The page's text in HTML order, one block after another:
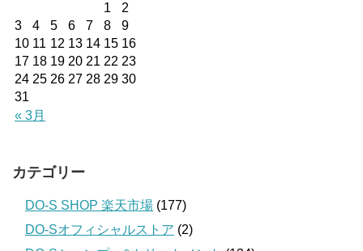
« 3月
1
2
3
4 5 6 7 8
9
10 11 12 13 14 15 16
17 18 19 20 21 22 23
24 25 26 27 28 29 30
31
カテゴリー
DO-S SHOP 楽天市場 (177)
DO-Sオフィシャルストア (2)